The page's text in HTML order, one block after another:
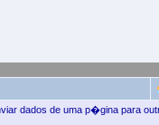
dados de uma p�gina para